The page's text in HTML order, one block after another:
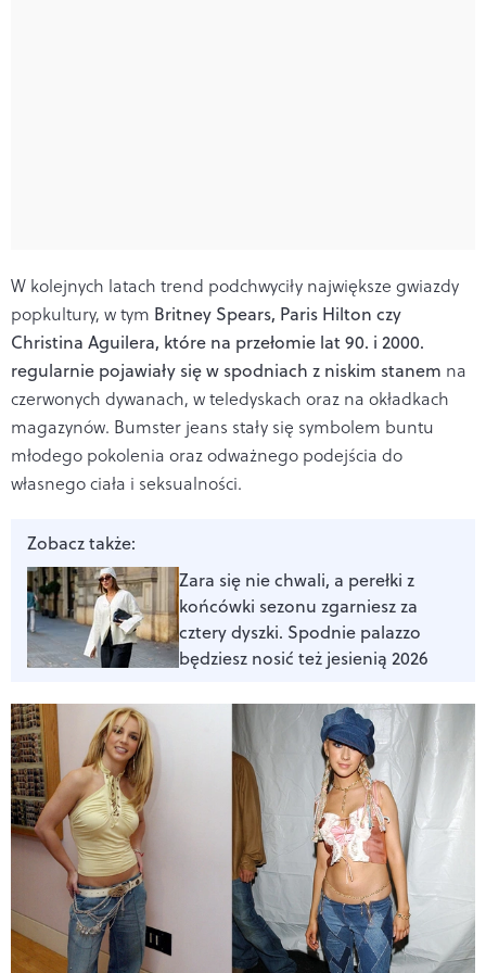
W kolejnych latach trend podchwyciły największe gwiazdy
popkultury, w tym Britney Spears, Paris Hilton czy
Christina Aguilera, które na przełomie lat 90. i 2000.
regularnie pojawiały się w spodniach z niskim stanem na
czerwonych dywanach, w teledyskach oraz na okładkach
magazynów. Bumster jeans stały się symbolem buntu
młodego pokolenia oraz odważnego podejścia do
własnego ciała i seksualności.
Zobacz także:
Zara się nie chwali, a perełki z
końcówki sezonu zgarniesz za
cztery dyszki. Spodnie palazzo
będziesz nosić też jesienią 2026